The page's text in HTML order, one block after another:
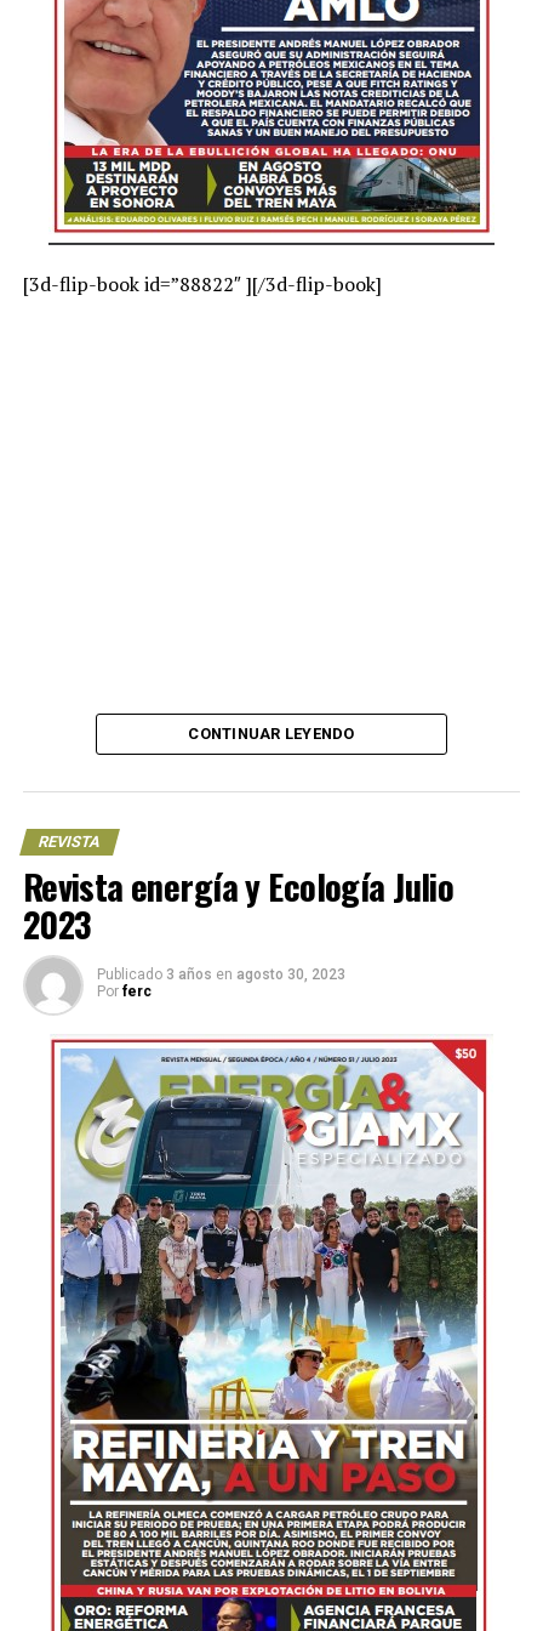
NOTICIAS RELACIONADAS
UP NEXT
Denuncia la Amexgas: ‘Guerra’ en mercado de gas LP
DON'T MISS
Respaldo a Pemex y CFE: No se dará “ni un paso atrás”:
AMLO
[3d-flip-book id=”88822″ ][/3d-flip-book]
CONTINUAR LEYENDO
REVISTA
Revista energía y Ecología Julio
2023
Publicado 3 años en agosto 30, 2023
Por ferc